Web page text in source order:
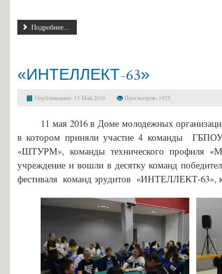
Подробнее...
«ИНТЕЛЛЕКТ-63»
Опубликовано: 13 Май 2016 Просмотров: 1925
11 мая 2016 в Доме молодежных
в котором приняли участие 4 команды
«ШТУРМ», команды технического профиля
учреждение и вошли в десятку команд
фестиваля команд эрудитов «ИНТЕЛЛЕКТ-63»,